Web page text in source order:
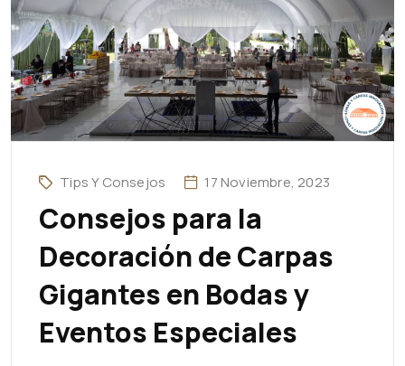
Tips Y Consejos 17 Noviembre, 2023
Consejos para la
Decoración de Carpas
Gigantes en Bodas y
Eventos Especiales